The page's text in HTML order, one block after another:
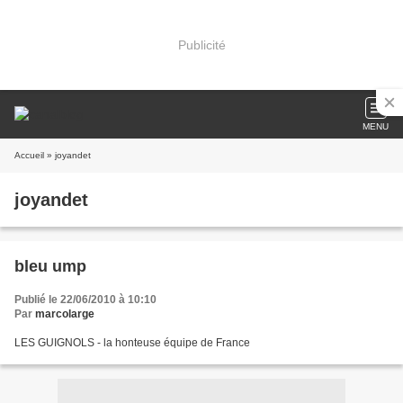
Publicité
MENU
Accueil » joyandet
joyandet
bleu ump
Publié le 22/06/2010 à 10:10
Par marcolarge
LES GUIGNOLS - la honteuse équipe de France